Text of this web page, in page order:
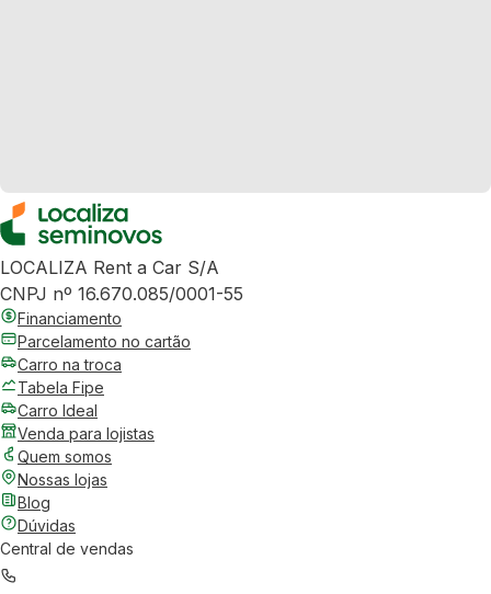
LOCALIZA Rent a Car S/A
CNPJ nº 16.670.085/0001-55
Financiamento
Parcelamento no cartão
Carro na troca
Tabela Fipe
Carro Ideal
Venda para lojistas
Quem somos
Nossas lojas
Blog
Dúvidas
Central de vendas